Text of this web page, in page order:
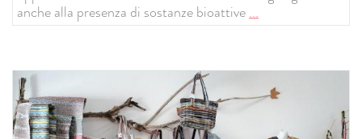
anche alla presenza di sostanze bioattive...